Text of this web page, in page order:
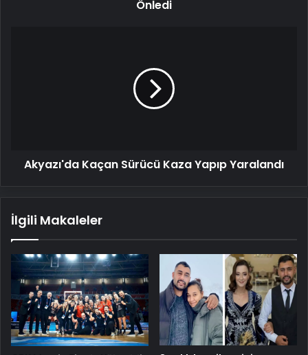
Önledi
Akyazı'da Kaçan Sürücü Kaza Yapıp Yaralandı
İlgili Makaleler